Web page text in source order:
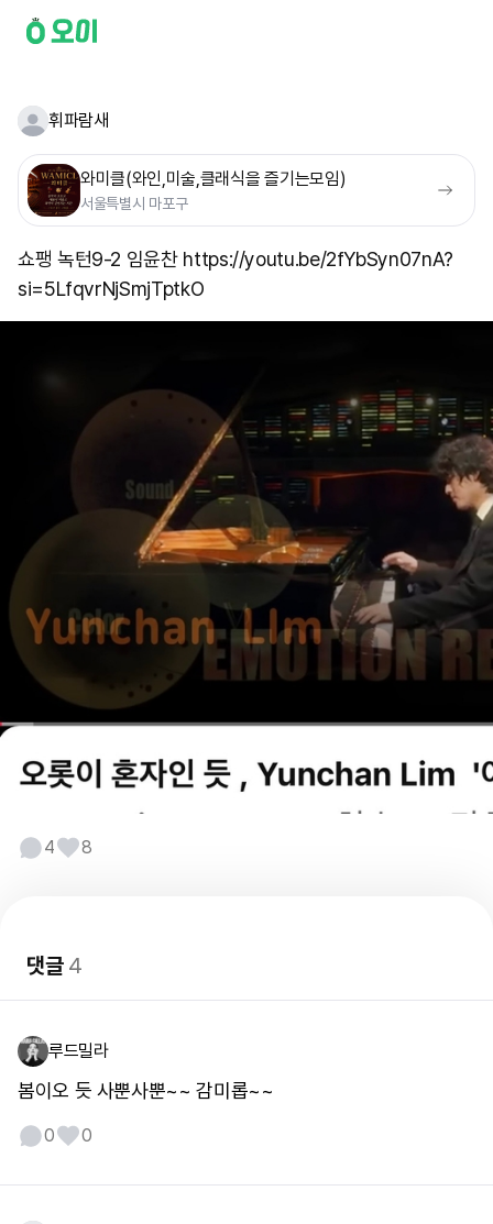
휘파람새
와미클(와인,미술,클래식을 즐기는모임)
서울특별시 마포구
쇼팽 녹턴9-2 임윤찬 https://youtu.be/2fYbSyn07nA?
si=5LfqvrNjSmjTptkO
4 8
댓글4
루드밀라
봄이오 듯 사뿐사뿐~~ 감미롭~~
0 0